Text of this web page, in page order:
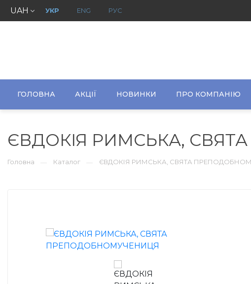
UAH УКР ENG РУС
ГОЛОВНА АКЦІЇ НОВИНКИ ПРО КОМПАНІЮ
ЄВДОКІЯ РИМСЬКА,
Головна — Каталог — ЄВДОКІЯ РИМСЬКА, СВЯТА